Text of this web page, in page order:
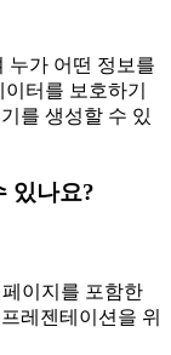
누가 어떤 정보를
터를 보호하기
를 생성할 수 있
있나요?
이지를 포함한
레젠테이션을 위